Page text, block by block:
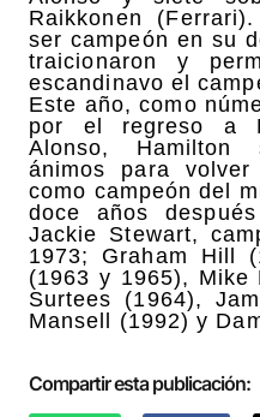
Raikkonen
ser campeón en su
traicionaron y
escandinavo el
Este año, como
por el regreso a
Alonso, Hamilton
ánimos para
como campeón del
doce años
Jackie Stewart,
1973; Graham Hill
(1963 y 1965), Mike
Surtees (1964),
Mansell (1992) y
Compartir esta publicación: